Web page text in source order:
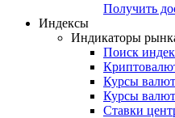
Получить
Индексы
Индикаторы
Поиск
Курсы
Курсы
Ставки